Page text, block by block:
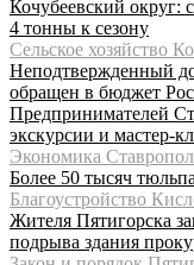
Кочубеевский округ:
4 тонны к сезону
Сельское хозяйство
Неподтвержденный
обращен в бюджет
Предпринимателей
экскурсии и мастер-
Экономика
Более 50 тысяч
Благоустройство
Жителя Пятигорска
подрыва здания